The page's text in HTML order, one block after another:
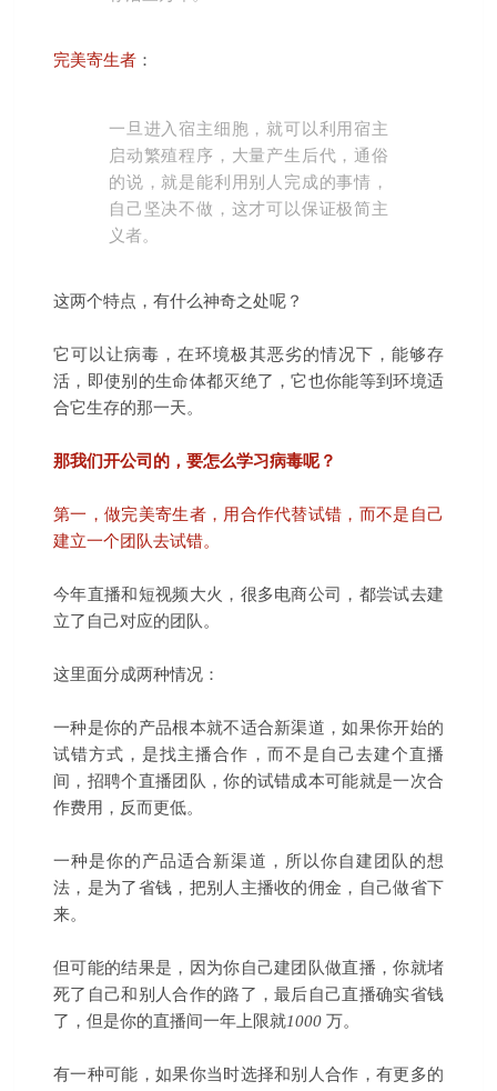
完美寄生者 ：
一旦进入宿主细胞，就可以利用宿主
启动繁殖程序，大量产生后代，通俗
的说，就是能利用别人完成的事情，
自己坚决不做，这才可以保证极简主
义者。
这两个特点，有什么神奇之处呢？
它可以让病毒，在环境极其恶劣的情况下，能够存
活，即使别的生命体都灭绝了，它也你能等到环境适
合它生存的那一天。
那我们开公司的，要怎么学习病毒呢？
第一，做完美寄生者，用合作代替试错，而不是自己
建立一个团队去试错。
今年直播和短视频大火，很多电商公司，都尝试去建
立了自己对应的团队。
这里面分成两种情况：
一种是你的产品根本就不适合新渠道，如果你开始的
试错方式，是找主播合作，而不是自己去建个直播
间，招聘个直播团队，你的试错成本可能就是一次合
作费用，反而更低。
一种是你的产品适合新渠道，所以你自建团队的想
法，是为了省钱，把别人主播收的佣金，自己做省下
来。
但可能的结果是，因为你自己建团队做直播，你就堵
死了自己和别人合作的路了，最后自己直播确实省钱
了，但是你的直播间一年上限就1000万。
有一种可能，如果你当时选择和别人合作，有更多的